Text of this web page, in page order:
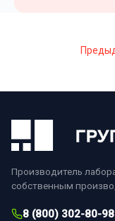
Производитель
собственным
8 (800) 302-80-98